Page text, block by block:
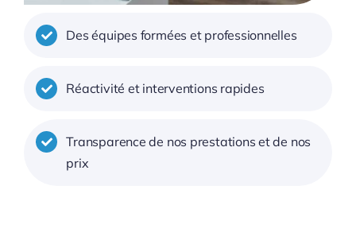
Des équipes formées et professionnelles
Réactivité et interventions rapides
Transparence de nos prestations et de nos
prix